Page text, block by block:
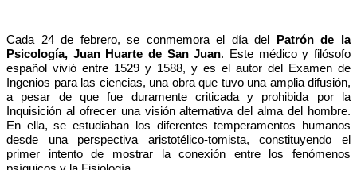
Cada 24 de febrero, se conmemora el día del
Patrón de la
Psicología, Juan Huarte de San Juan. Este médico y filósofo
español vivió entre 1529 y 1588, y es el autor del Examen de
Ingenios para las ciencias, una obra que tuvo una amplia difusión,
a pesar de que fue duramente criticada y prohibida por la
Inquisición al ofrecer una visión alternativa del alma del hombre.
En ella, se estudiaban los diferentes temperamentos humanos
desde una perspectiva aristotélico-tomista, constituyendo el
primer intento de mostrar la conexión entre los fenómenos